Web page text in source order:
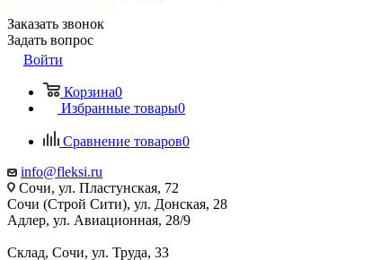
Заказать звонок
Задать вопрос
Войти
Корзина0
Избранные товары0
Сравнение товаров0
info@fleksi.ru
Сочи, ул. Пластунская, 72
Сочи (Строй Сити), ул. Донская, 28
Адлер, ул. Авиационная, 28/9
Склад, Сочи, ул. Труда, 33